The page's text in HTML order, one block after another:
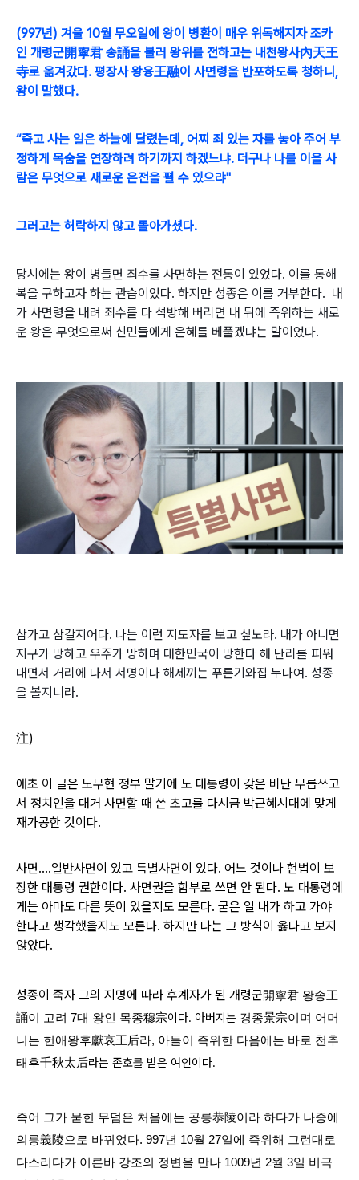
(997년) 겨울 10월 무오일에 왕이 병환이 매우 위독해지자 조카
인 개령군開寧君 송誦을 불러 왕위를 전하고는 내천왕사內天王
寺로 옮겨갔다. 평장사 왕융王融이 사면령을 반포하도록 청하니,
왕이 말했다.
“죽고 사는 일은 하늘에 달렸는데, 어찌 죄 있는 자를 놓아 주어 부
정하게 목숨을 연장하려 하기까지 하겠느냐. 더구나 나를 이을 사
람은 무엇으로 새로운 은전을 펼 수 있으랴"
그러고는 허락하지 않고 돌아가셨다.
당시에는 왕이 병들면 죄수를 사면하는 전통이 있었다. 이를 통해
복을 구하고자 하는 관습이었다. 하지만 성종은 이를 거부한다. 내
가 사면령을 내려 죄수를 다 석방해 버리면 내 뒤에 즉위하는 새로
운 왕은 무엇으로써 신민들에게 은혜를 베풀겠냐는 말이었다.
삼가고 삼갈지어다. 나는 이런 지도자를 보고 싶노라. 내가 아니면
지구가 망하고 우주가 망하며 대한민국이 망한다 해 난리를 피워
대면서 거리에 나서 서명이나 해제끼는 푸른기와집 누나여. 성종
을 볼지니라.
注)
애초 이 글은 노무현 정부 말기에 노 대통령이 갖은 비난 무릅쓰고
서 정치인을 대거 사면할 때 쓴 초고를 다시금 박근혜시대에 맞게
재가공한 것이다.
사면....일반사면이 있고 특별사면이 있다. 어느 것이나 헌법이 보
장한 대통령 권한이다. 사면권을 함부로 쓰면 안 된다. 노 대통령에
게는 아마도 다른 뜻이 있을지도 모른다. 굳은 일 내가 하고 가야
한다고 생각했을지도 모른다. 하지만 나는 그 방식이 옳다고 보지
않았다.
성종이 죽자 그의 지명에 따라 후계자가 된 개령군開寧君 왕송王
誦이 고려 7대 왕인 목종穆宗이다. 아버지는 경종景宗이며 어머
니는 헌애왕후獻哀王后라, 아들이 즉위한 다음에는 바로 천추
태후千秋太后라는 존호를 받은 여인이다.
죽어 그가 묻힌 무덤은 처음에는 공릉恭陵이라 하다가 나중에
의릉義陵으로 바뀌었다. 997년 10월 27일에 즉위해 그런대로
다스리다가 이른바 강조의 정변을 만나 1009년 2월 3일 비극